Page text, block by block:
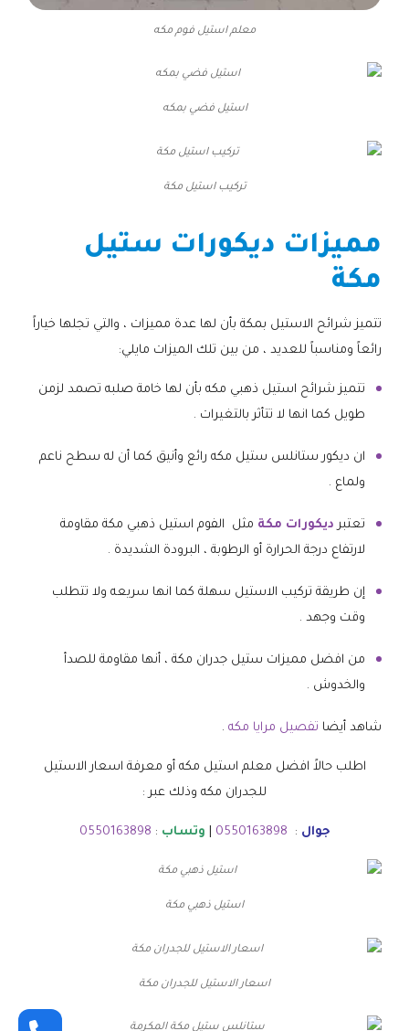
معلم استيل فوم مكه
استيل فضي بمكه
تركيب استيل مكة
مميزات ديكورات ستيل
مكة
تتميز شرائح الاستيل بمكة بأن لها عدة مميزات ، والتي تجلها خياراً
رائعاً ومناسباً للعديد ، من بين تلك الميزات مايلي:
تتميز شرائح استيل ذهبي مكه بأن لها خامة صلبه تصمد لزمن
طويل كما انها لا تتأثر بالتغيرات .
ان ديكور ستانلس ستيل مكه رائع وأنيق كما أن له سطح ناعم
ولماع .
تعتبر ديكورات مكة مثل الفوم استيل ذهبي مكة مقاومة
لارتفاع درجة الحرارة أو الرطوبة ، البرودة الشديدة .
إن طريقة تركيب الاستيل سهلة كما انها سريعه ولا تتطلب
وقت وجهد .
من افضل مميزات ستيل جدران مكة ، أنها مقاومة للصدأ
والخدوش .
شاهد أيضا تفصيل مرايا مكه .
اطلب حالاً افضل معلم استيل مكه أو معرفة اسعار الاستيل
للجدران مكه وذلك عبر :
جوال :
0550163898 وتساب :
0550163898
استيل ذهبي مكة
اسعار الاستيل للجدران مكة